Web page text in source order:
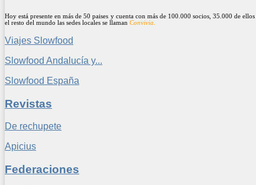
Hoy está presente en más de 50 paises y cuenta con más de 100.000 socios, 35.000 de
el resto del mundo las sedes locales se llaman Convivia.
Viajes Slowfood
Slowfood Andalucía y...
Slowfood España
Revistas
De rechupete
Apicius
Federaciones